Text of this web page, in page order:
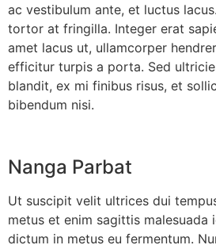
ac vestibulum ante, et luctus
tortor at fringilla. Integer erat
amet lacus ut, ullamcorper
efficitur turpis a porta. Sed
blandit, ex mi finibus risus, et
bibendum nisi.
Nanga Parbat
Ut suscipit velit ultrices dui
metus et enim sagittis malesuada
dictum in metus eu fermentum.